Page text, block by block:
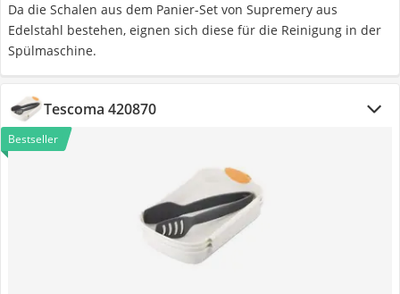
Da die Schalen aus dem Panier-Set von Supremery aus
Edelstahl bestehen, eignen sich diese für die Reinigung in der
Spülmaschine.
Tescoma 420870
Bestseller